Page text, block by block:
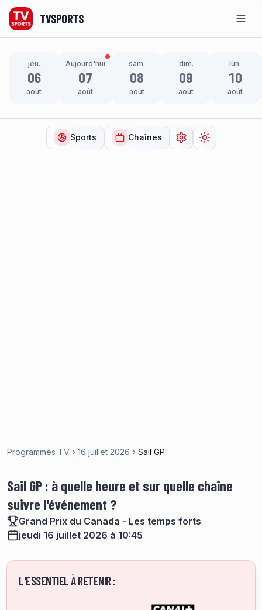
TVSPORTS
jeu.
06
août
Aujourd'hui
07
août
sam.
08
août
dim.
09
août
lun.
10
août
Sports Chaînes Ouvrir lesChanger de
Programmes TV 16 juillet 2026 Sail GP
Sail GP : à quelle heure et sur quelle chaîne
suivre l'événement ?
Grand Prix du Canada - Les temps forts
jeudi 16 juillet 2026 à 10:45
L'ESSENTIEL À RETENIR :